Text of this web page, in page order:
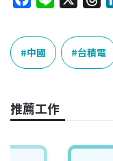
c
e
b
o
k
e
r
e
a
中國 台積電
推薦工作